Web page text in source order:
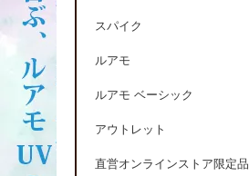
スパイク
ルアモ
ルアモ ベーシック
アウトレット
直営オンラインストア限定品